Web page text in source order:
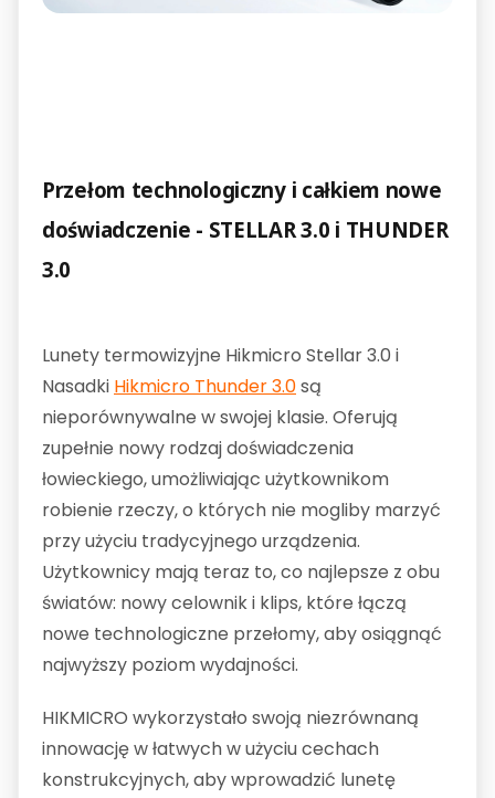
Przełom technologiczny i całkiem nowe
doświadczenie - STELLAR 3.0 i THUNDER
3.0
Lunety termowizyjne Hikmicro Stellar 3.0 i
Nasadki Hikmicro Thunder 3.0są
nieporównywalne w swojej klasie. Oferują
zupełnie nowy rodzaj doświadczenia
łowieckiego, umożliwiając użytkownikom
robienie rzeczy, o których nie mogliby marzyć
przy użyciu tradycyjnego urządzenia.
Użytkownicy mają teraz to, co najlepsze z obu
światów: nowy celownik i klips, które łączą
nowe technologiczne przełomy, aby osiągnąć
najwyższy poziom wydajności.
HIKMICRO wykorzystało swoją niezrównaną
innowację w łatwych w użyciu cechach
konstrukcyjnych, aby wprowadzić lunetę